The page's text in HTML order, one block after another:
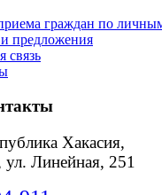
граждан по
предложения
связь
Хакасия,
ул. Линейная, 251